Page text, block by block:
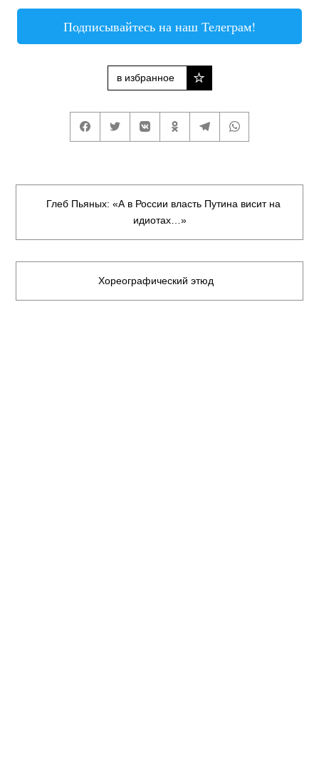
Подписывайтесь на наш Телеграм!
в избранное
Глеб Пьяных: «А в России власть Путина висит на
идиотах…»
Хореографический этюд